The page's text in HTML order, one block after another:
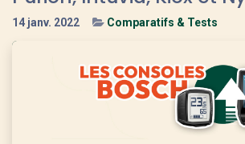
14 janv. 2022 Comparatifs & Tests